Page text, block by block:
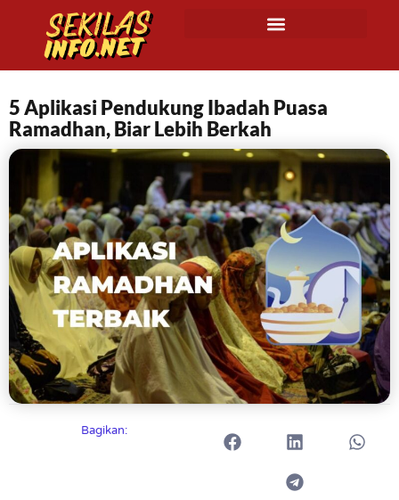
5 Aplikasi Pendukung Ibadah Puasa
Ramadhan, Biar Lebih Berkah
Bagikan: